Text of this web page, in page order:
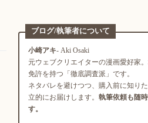
ブログ/執筆者について
小崎アキ- Aki Osaki
元ウェブクリエイターの漫画愛好家
免許を持つ「徹底調査派」です。
ネタバレを避けつつ、購入前に知り
立的にお届けします。 執筆依頼も随
す。